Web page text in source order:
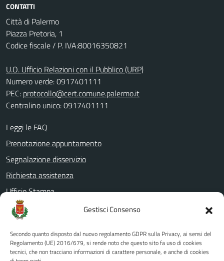
Gestisci Consenso
Secondo quanto disposto dal nuovo regolamento GDPR sulla Privacy, ai sensi del
Regolamento (UE) 2016/679, si rende noto che questo sito fa uso di cookies
tecnici, che non tracciano informazioni di carattere personale, e anche di cookies
CONTATTI
Città di Palermo
Piazza Pretoria, 1
Codice fiscale / P. IVA:80016350821
U.O. Ufficio Relazioni con il Pubblico (URP)
Numero verde: 0917401111
PEC: protocollo@cert.comune.palermo.it
Centralino unico: 0917401111
Leggi le FAQ
Prenotazione appuntamento
Segnalazione disservizio
Richiesta assistenza
Ufficio Stampa
Amministrazione Trasparente
Albo pretorio
Informativa privacy
Note legali